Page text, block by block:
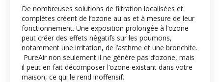
De nombreuses solutions de filtration localisées et
complètes créent de l’ozone au as et à mesure de leur
fonctionnement. Une exposition prolongée à l’ozone
peut créer des effets négatifs sur les poumons,
notamment une irritation, de l’asthme et une bronchite.
PureAir non seulement il ne génère pas d’ozone, mais
il peut en fait décomposer l’ozone existant dans votre
maison, ce qui le rend inoffensif.